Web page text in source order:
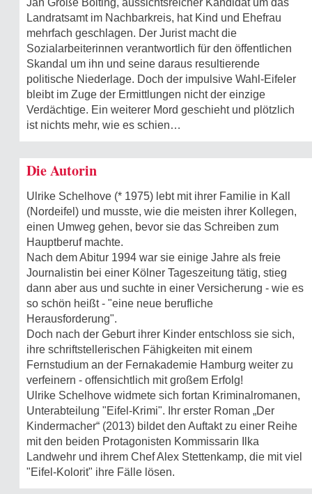
Jan Große Bölting, aussichtsreicher Kandidat um das
Landratsamt im Nachbarkreis, hat Kind und Ehefrau
mehrfach geschlagen. Der Jurist macht die
Sozialarbeiterinnen verantwortlich für den öffentlichen
Skandal um ihn und seine daraus resultierende
politische Niederlage. Doch der impulsive Wahl-Eifeler
bleibt im Zuge der Ermittlungen nicht der einzige
Verdächtige. Ein weiterer Mord geschieht und plötzlich
ist nichts mehr, wie es schien…
Die Autorin
Ulrike Schelhove (* 1975) lebt mit ihrer Familie in Kall
(Nordeifel) und musste, wie die meisten ihrer Kollegen,
einen Umweg gehen, bevor sie das Schreiben zum
Hauptberuf machte.
Nach dem Abitur 1994 war sie einige Jahre als freie
Journalistin bei einer Kölner Tageszeitung tätig, stieg
dann aber aus und suchte in einer Versicherung - wie es
so schön heißt - "eine neue berufliche
Herausforderung".
Doch nach der Geburt ihrer Kinder entschloss sie sich,
ihre schriftstellerischen Fähigkeiten mit einem
Fernstudium an der Fernakademie Hamburg weiter zu
verfeinern - offensichtlich mit großem Erfolg!
Ulrike Schelhove widmete sich fortan Kriminalromanen,
Unterabteilung "Eifel-Krimi". Ihr erster Roman „Der
Kindermacher“ (2013) bildet den Auftakt zu einer Reihe
mit den beiden Protagonisten Kommissarin Ilka
Landwehr und ihrem Chef Alex Stettenkamp, die mit viel
"Eifel-Kolorit" ihre Fälle lösen.